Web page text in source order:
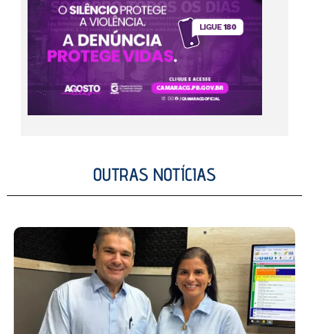
OUTRAS NOTÍCIAS